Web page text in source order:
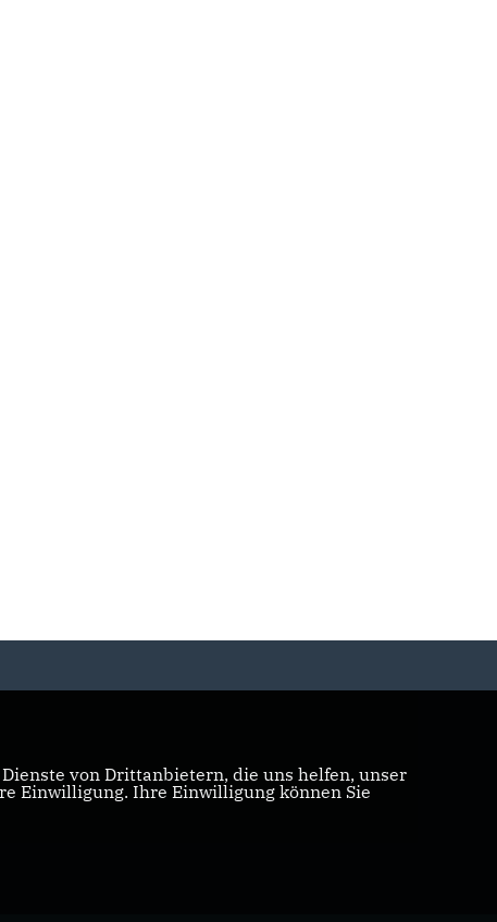
von Drittanbietern, die uns helfen, unser
Einwilligung. Ihre Einwilligung können Sie